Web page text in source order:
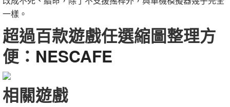
一樣。
超過百款遊戲任選縮圖整理方
便： NESCAFE
相關遊戲